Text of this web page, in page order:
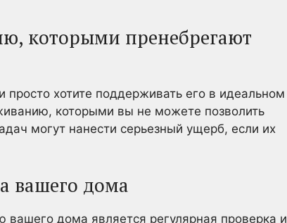
которыми пренебрегают
просто хотите поддерживать его в идеальном
которыми вы не можете позволить
могут нанести серьезный ущерб, если их
вашего дома
дома является регулярная проверка и